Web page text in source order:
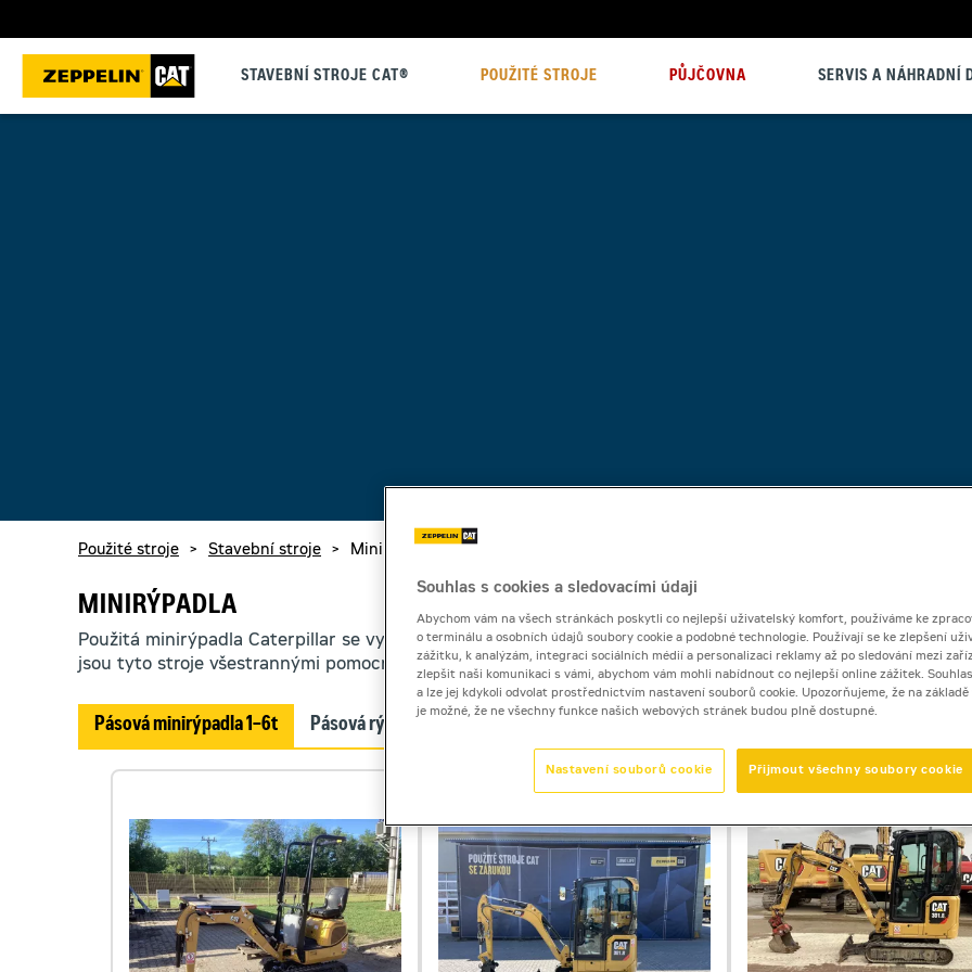
STAVEBNÍ STROJE CAT® POUŽITÉ STROJE PŮJČOVNA SERVIS A NÁHRADNÍ
Použité stroje > Stavební stroje > Minirýpadla
MINIRÝPADLA
Použitá minirýpadla Caterpillar se vyznačují robustní konstrukcí a širokým využitím v mnoha možných
jsou tyto stroje všestrannými pomocníky.
Pásová minirýpadla 1–6t Pásová rýpadla 6–12t
Souhlas s cookies a sledovacími údaji
Abychom vám na všech stránkách poskytli co nejlepší uživatelský komfort, používáme ke
o terminálu a osobních údajů soubory cookie a podobné technologie. Používají se ke zlepšení
zážitku, k analýzám, integraci sociálních médií a personalizaci reklamy až po sledování mezi
zlepšit naši komunikaci s vámi, abychom vám mohli nabídnout co nejlepší online zážitek.
a lze jej kdykoli odvolat prostřednictvím nastavení souborů cookie. Upozorňujeme, že na základě
je možné, že ne všechny funkce našich webových stránek budou plně dostupné.
Přijmout všechny soubory cookie
Nastavení souborů cookie